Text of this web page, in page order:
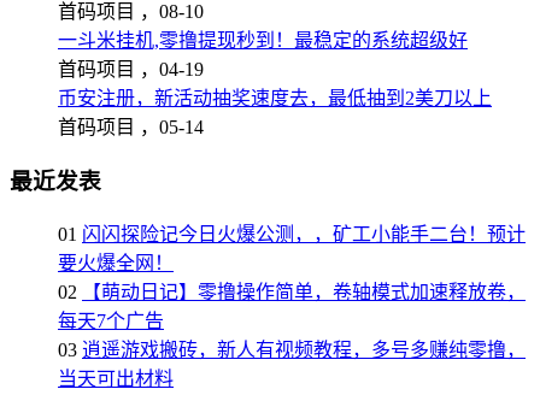
首码项目 ， 08-10
一斗米挂机,零撸提现秒到！最稳定的系统超级好
首码项目 ， 04-19
币安注册，新活动抽奖速度去，最低抽到2美刀以上
首码项目 ， 05-14
最近发表
01 闪闪探险记今日火爆公测，，矿工小能手二台！预计
要火爆全网！
02
【萌动日记】零撸操作简单，卷轴模式加速释放卷，
每天7个广告
03 逍遥游戏搬砖，新人有视频教程，多号多赚纯零撸，
当天可出材料